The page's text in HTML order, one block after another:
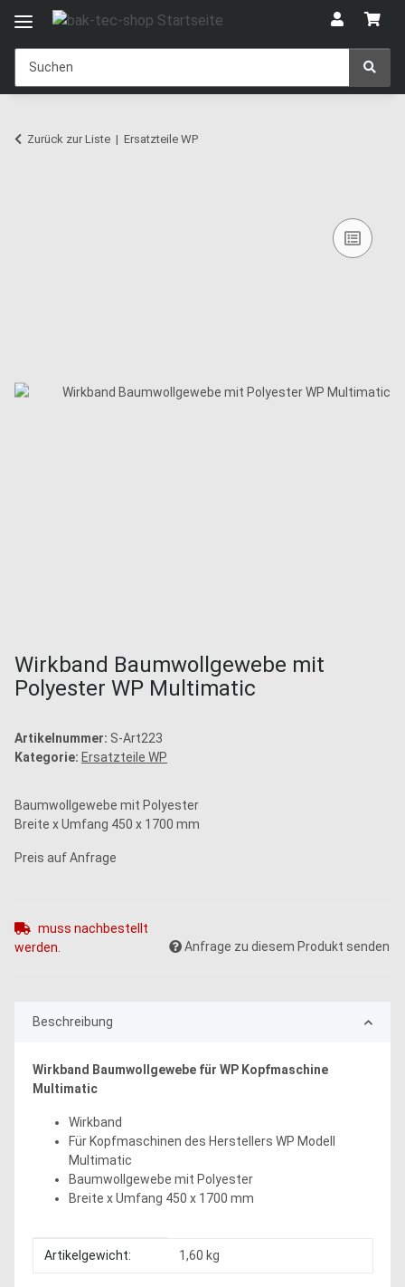
Zurück zur Liste Ersatzteile WP
Wirkband Baumwollgewebe mit
Polyester WP Multimatic
Artikelnummer: S-Art223
Kategorie: Ersatzteile WP
Baumwollgewebe mit Polyester
Breite x Umfang 450 x 1700 mm
Preis auf Anfrage
muss nachbestellt
werden.
Anfrage zu diesem Produkt senden
Beschreibung
Wirkband Baumwollgewebe für WP Kopfmaschine
Multimatic
Wirkband
Für Kopfmaschinen des Herstellers WP Modell
Multimatic
Baumwollgewebe mit Polyester
Breite x Umfang 450 x 1700 mm
Produkteigenschaft
Wert
Artikelgewicht: 1,60 kg